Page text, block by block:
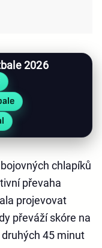
2026
chlapíků
převaha
projevovat
převáží skóre na
45 minut